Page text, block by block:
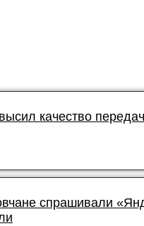
качество
спрашивали